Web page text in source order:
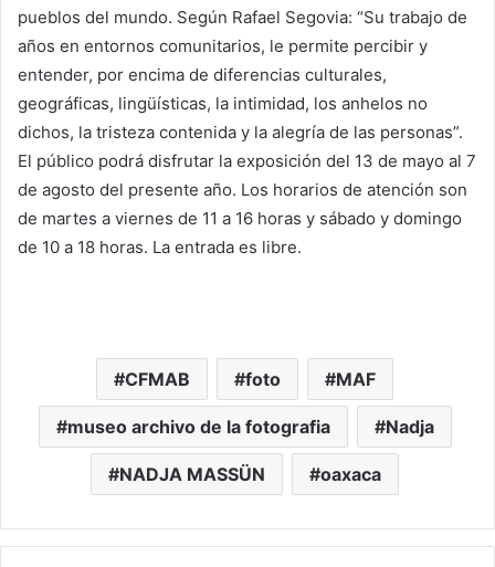
pueblos del mundo. Según Rafael Segovia: “Su trabajo de
años en entornos comunitarios, le permite percibir y
entender, por encima de diferencias culturales,
geográficas, lingüísticas, la intimidad, los anhelos no
dichos, la tristeza contenida y la alegría de las personas”.
El público podrá disfrutar la exposición del 13 de mayo al 7
de agosto del presente año. Los horarios de atención son
de martes a viernes de 11 a 16 horas y sábado y domingo
de 10 a 18 horas. La entrada es libre.
CFMAB foto MAF
museo archivo de la fotografia Nadja
NADJA MASSÜN oaxaca